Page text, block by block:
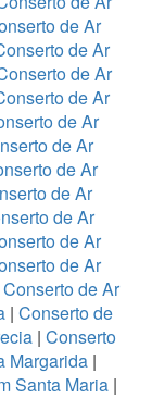
de Ar
de Ar
de Ar
de Ar
de Ar
de Ar
de Ar
de Ar
de Ar
de Ar
de Ar
Conserto de Ar
| Conserto de
| Conserto
Margarida |
Santa Maria|